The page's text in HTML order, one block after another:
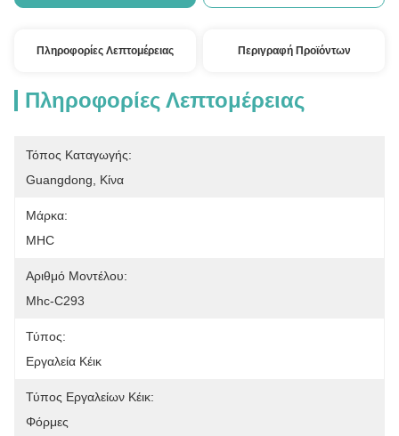
Πληροφορίες Λεπτομέρειας Περιγραφή Προϊόντων
Πληροφορίες Λεπτομέρειας
Τόπος Καταγωγής:
Guangdong, Κίνα
Μάρκα:
MHC
Αριθμό Μοντέλου:
Mhc-C293
Τύπος:
Εργαλεία Κέικ
Τύπος Εργαλείων Κέικ:
Φόρμες